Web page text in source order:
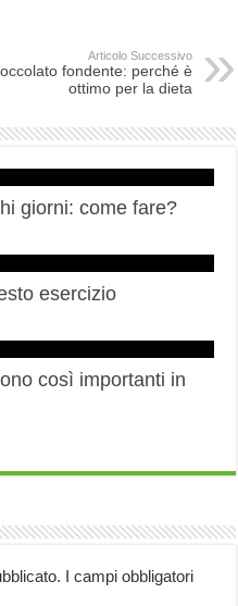
Articolo Successivo
fondente: perché è
ottimo per la dieta
giorni: come fare?
esercizio
così importanti in
I campi obbligatori